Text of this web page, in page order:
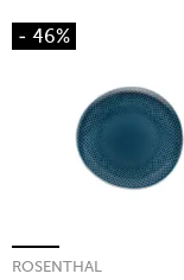
- 46%
ROSENTHAL